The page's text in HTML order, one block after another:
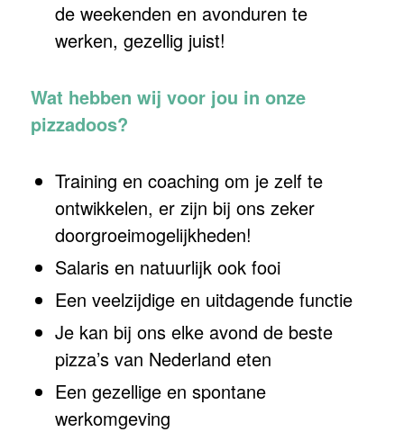
de weekenden en avonduren te
werken, gezellig juist!
Wat hebben wij voor jou in onze
pizzadoos?
Training en coaching om je zelf te
ontwikkelen, er zijn bij ons zeker
doorgroeimogelijkheden!
Salaris en natuurlijk ook fooi
Een veelzijdige en uitdagende functie
Je kan bij ons elke avond de beste
pizza’s van Nederland eten
Een gezellige en spontane
werkomgeving